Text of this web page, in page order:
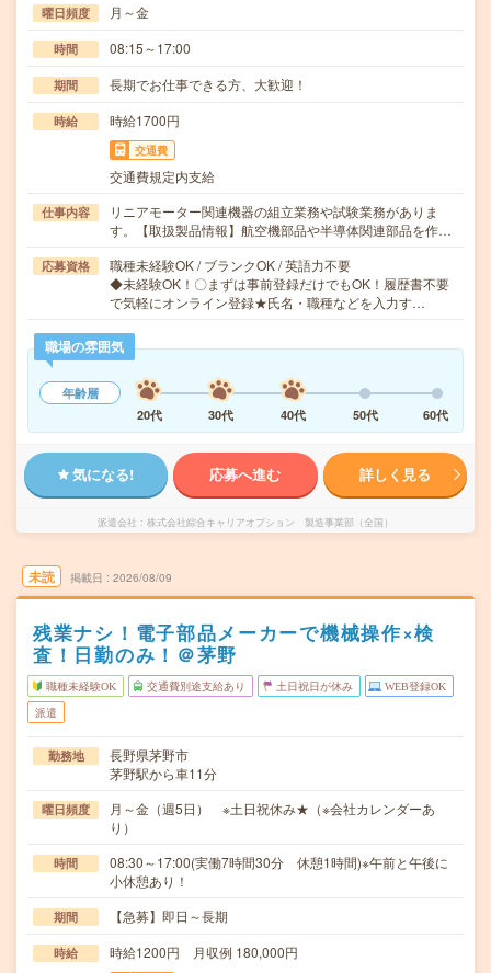
曜日頻度 月～金
時間 08:15～17:00
期間 長期でお仕事できる方、大歓迎！
時給 時給1700円
交通費
交通費規定内支給
仕事内容
リニアモーター関連機器の組立業務や試験業務がありま
す。【取扱製品情報】航空機部品や半導体関連部品を作…
応募資格
職種未経験OK / ブランクOK / 英語力不要
◆未経験OK！〇まずは事前登録だけでもOK！履歴書不要
で気軽にオンライン登録★氏名・職種などを入力す…
職場の雰囲気
年齢層
20代
30代 40代 50代 60代
気になる! 応募へ進む 詳しく見る
派遣会社 株式会社綜合キャリアオプション 製造事業部（全国）
未読 掲載日 2026/08/09
残業ナシ！電子部品メーカーで機械操作×検
査！日勤のみ！＠茅野
職種未経験OK 交通費別途支給あり 土日祝日が休み WEB登録OK
派遣
勤務地
長野県茅野市
茅野駅から車11分
曜日頻度
月～金（週5日） ※土日祝休み★（※会社カレンダーあ
り）
時間
08:30～17:00(実働7時間30分 休憩1時間)※午前と午後に
小休憩あり！
期間 【急募】即日～長期
時給 時給1200円 月収例 180,000円